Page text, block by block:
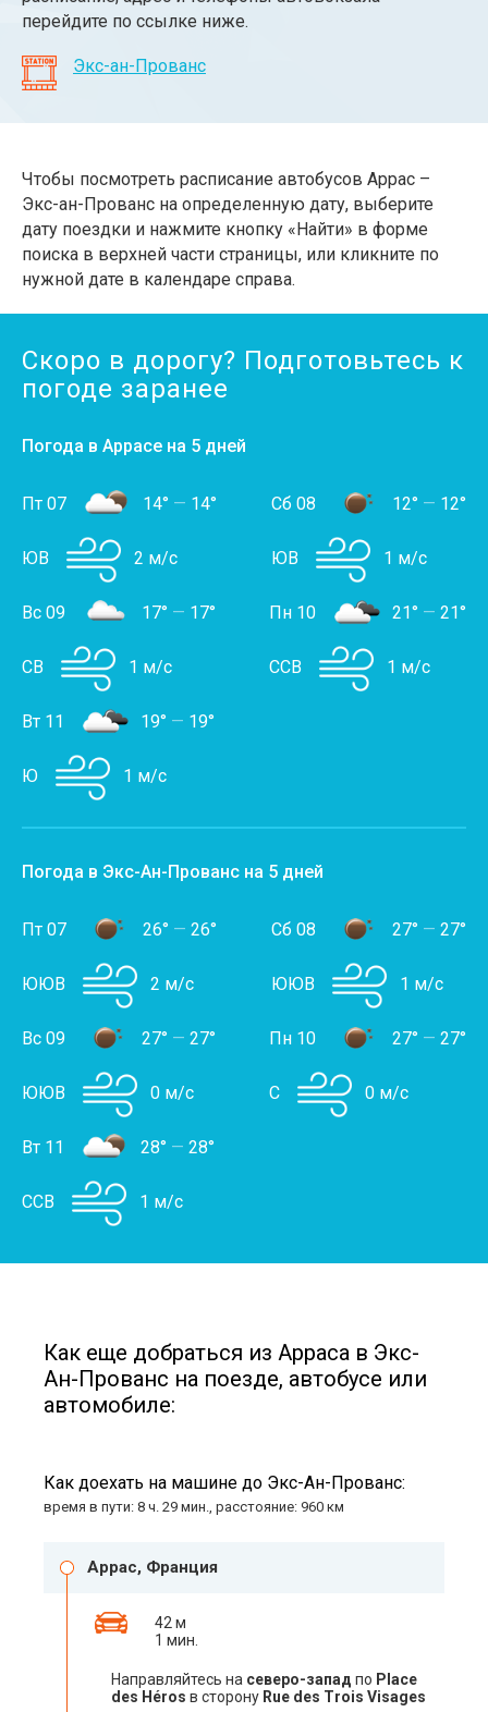
перейдите по ссылке ниже.
Экс-ан-Прованс
Чтобы посмотреть расписание автобусов Аррас –
Экс-ан-Прованс на определенную дату, выберите
дату поездки и нажмите кнопку «Найти» в форме
поиска в верхней части страницы, или кликните по
нужной дате в календаре справа.
Скоро в дорогу? Подготовьтесь к
погоде заранее
Погода в Аррасе на 5 дней
Пт 07 14° — 14°
ЮВ 2 м/с
Сб 08 12° — 12°
ЮВ 1 м/с
Вс 09 17° — 17°
СВ 1 м/с
Пн 10 21° — 21°
ССВ 1 м/с
Вт 11 19° — 19°
Ю 1 м/с
Погода в Экс-Ан-Прованс на 5 дней
Пт 07 26° — 26°
ЮЮВ 2 м/с
Сб 08 27° — 27°
ЮЮВ 1 м/с
Вс 09 27° — 27°
ЮЮВ 0 м/с
Пн 10 27° — 27°
С 0 м/с
Вт 11 28° — 28°
ССВ 1 м/с
Как еще добраться из Арраса в Экс-
Ан-Прованс на поезде, автобусе или
автомобиле:
Как доехать на машине до Экс-Ан-Прованс:
время в пути: 8 ч. 29 мин., расстояние: 960 км
Аррас, Франция
42 м
1 мин.
Направляйтесь на северо-запад по Place
des Héros в сторону Rue des Trois Visages